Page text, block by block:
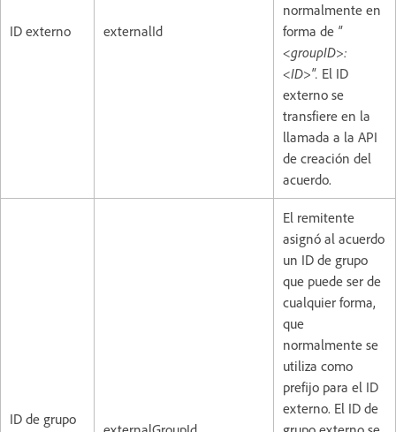
ID externo externalId
normalmente en
forma de "
<groupID>:
<ID>". El ID
externo se
transfiere en la
llamada a la API
de creación del
acuerdo.
ID de grupo
El remitente
asignó al acuerdo
un ID de grupo
que puede ser de
cualquier forma,
que
normalmente se
utiliza como
prefijo para el ID
externo. El ID de